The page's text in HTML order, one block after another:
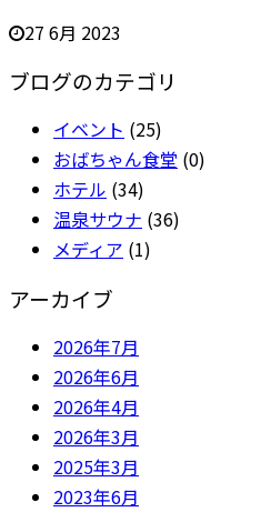
27 6月 2023
ブログのカテゴリ
イベント (25)
おばちゃん食堂 (0)
ホテル (34)
温泉サウナ (36)
メディア (1)
アーカイブ
2026年7月
2026年6月
2026年4月
2026年3月
2025年3月
2023年6月